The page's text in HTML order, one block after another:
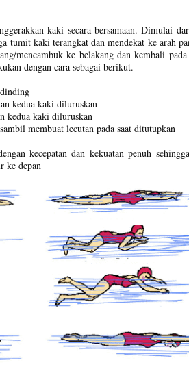
kaki secara bersamaan. Dimulai
tumit kaki terangkat dan mendekat ke arah
mencambuk ke belakang dan kembali
dengan cara sebagai berikut.
kedua kaki diluruskan
kedua kaki diluruskan
membuat lecutan pada saat ditutupkan
kecepatan dan kekuatan penuh
ke depan